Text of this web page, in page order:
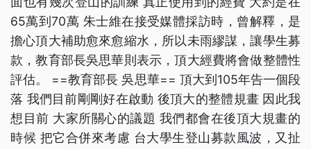
65萬到70萬 朱士維在接受媒體採訪時，曾解釋，是
擔心頂大補助愈來愈縮水，所以未雨繆謀，讓學生募
款，教育部長吳思華則表示，頂大經費將會做整體性
評估。 ==教育部長 吳思華== 頂大到105年告一個段
落 我們目前剛剛好在啟動 後頂大的整體規畫 因此我
想目前 大家所關心的議題 我們都會在後頂大規畫的
時候 把它合併來考慮 台大學生登山募款風波，又扯